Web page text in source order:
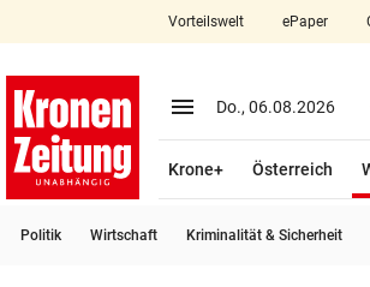
account_circle Anmelden
Vorteilswelt ePaper
menu Menü aufklappen
Do., 06.08.2026
Krone+ Österreich
Politik Wirtschaft Kriminalität & Sicherheit